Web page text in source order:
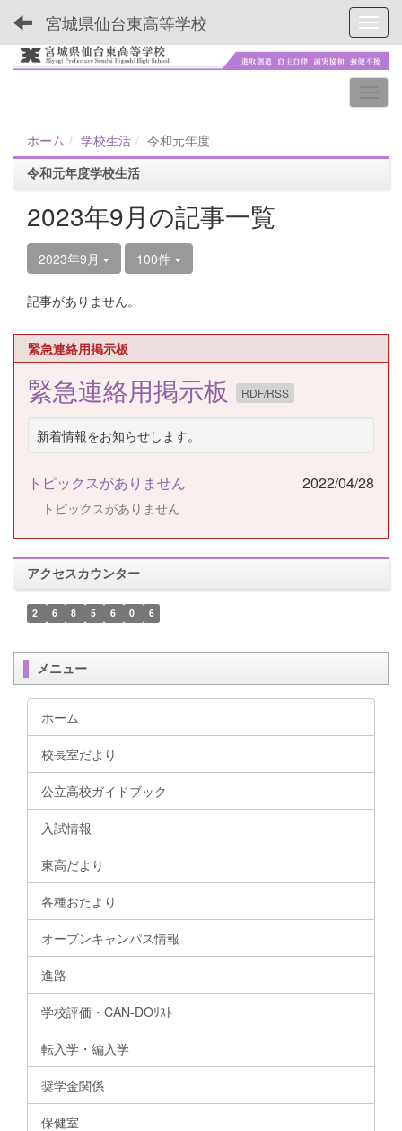
宮城県仙台東高等学校
ホーム 学校生活
令和元年度
令和元年度学校生活
2023年9月の記事一覧
2023年9月 100件
記事がありません。
緊急連絡用掲示板
緊急連絡用掲示板 RDF/RSS
新着情報をお知らせします。
トピックスがありません 2022/04/28
トピックスがありません
アクセスカウンター
2 6 8 5 6 0 6
メニュー
ホーム
校長室だより
公立高校ガイドブック
入試情報
東高だより
各種おたより
オープンキャンパス情報
進路
学校評価・CAN-DOﾘｽﾄ
転入学・編入学
奨学金関係
保健室